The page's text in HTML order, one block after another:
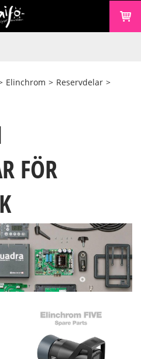
Elinchrom > Reservdelar >
FÖR